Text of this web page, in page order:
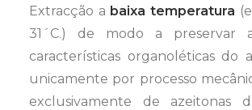
Extracção a baixa temperatura
31´C.) de modo a preservar
características organoléticas do
unicamente por processo
exclusivamente de azeitonas